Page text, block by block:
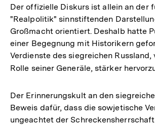
Der offizielle Diskurs ist allein an der
"Realpolitik" sinnstiftenden
Großmacht orientiert. Deshalb hatte
einer Begegnung mit Historikern
Verdienste des siegreichen Russland,
Rolle seiner Generäle, stärker
Der Erinnerungskult an den
Beweis dafür, dass die sowjetische
ungeachtet der